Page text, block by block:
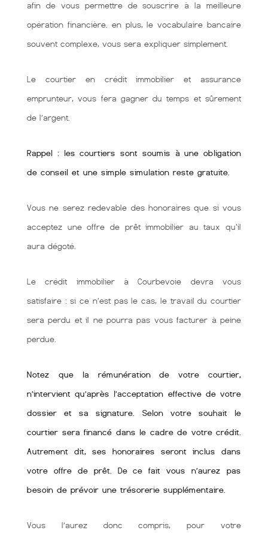
afin de vous permettre de souscrire à la meilleure
opération financière. en plus, le vocabulaire bancaire
souvent complexe, vous sera expliquer simplement.
Le courtier en crédit immobilier et assurance
emprunteur, vous fera gagner du temps et sûrement
de l’argent.
Rappel : les courtiers sont soumis à une obligation
de conseil et une simple simulation reste gratuite.
Vous ne serez redevable des honoraires que si vous
acceptez une offre de prêt immobilier au taux qu'il
aura dégoté.
Le crédit immobilier à Courbevoie devra vous
satisfaire : si ce n’est pas le cas, le travail du courtier
sera perdu et il ne pourra pas vous facturer à peine
perdue.
Notez que la rémunération de votre courtier,
n’intervient qu’après l’acceptation effective de votre
dossier et sa signature. Selon votre souhait le
courtier sera financé dans le cadre de votre crédit.
Autrement dit, ses honoraires seront inclus dans
votre offre de prêt. De ce fait vous n’aurez pas
besoin de prévoir une trésorerie supplémentaire.
Vous l’aurez donc compris, pour votre